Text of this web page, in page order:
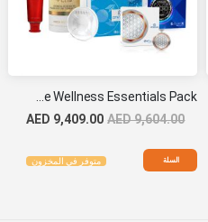
Home Wellness Essentials Pack
AED 9,604.00
AED 9,409.00
متوفر في المخزون السلة